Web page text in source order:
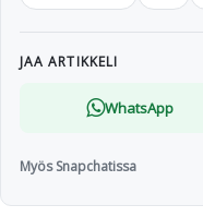
JAA ARTIKKELI
WhatsApp
Myös Snapchatissa